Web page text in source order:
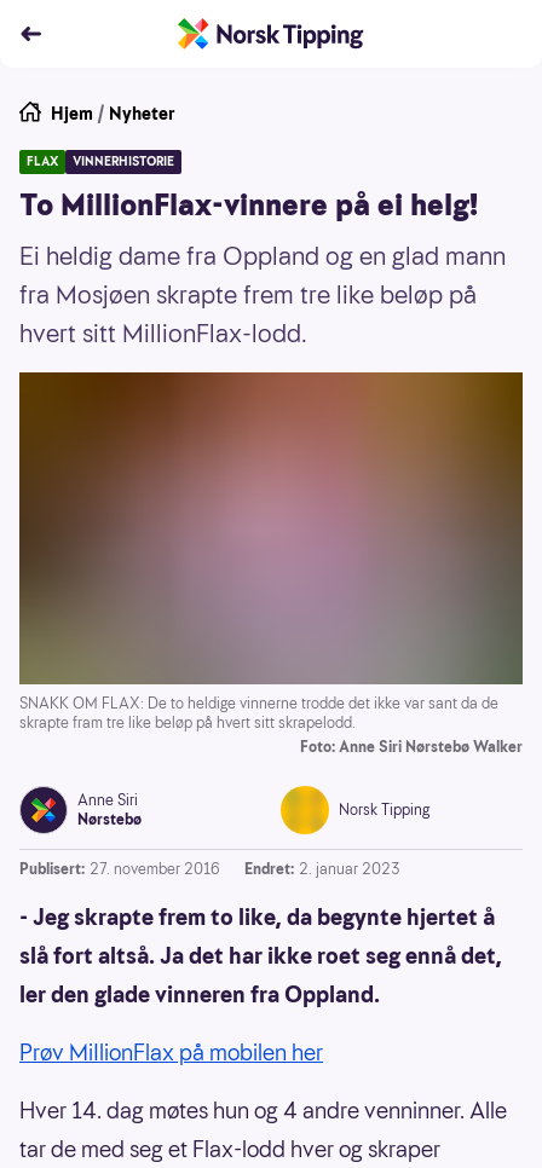
Hjem / Nyheter
FLAX VINNERHISTORIE
To MillionFlax-vinnere på ei helg!
Ei heldig dame fra Oppland og en glad mann
fra Mosjøen skrapte frem tre like beløp på
hvert sitt MillionFlax-lodd.
SNAKK OM FLAX: De to heldige vinnerne trodde det ikke var sant da de
skrapte fram tre like beløp på hvert sitt skrapelodd.
Foto: Anne Siri Nørstebø Walker
Anne Siri
Nørstebø
Norsk Tipping
Publisert: 27. november 2016 Endret: 2. januar 2023
- Jeg skrapte frem to like, da begynte hjertet å
slå fort altså. Ja det har ikke roet seg ennå det,
ler den glade vinneren fra Oppland.
Prøv MiIlionFlax på mobilen her
Hver 14. dag møtes hun og 4 andre venninner. Alle
tar de med seg et Flax-lodd hver og skraper